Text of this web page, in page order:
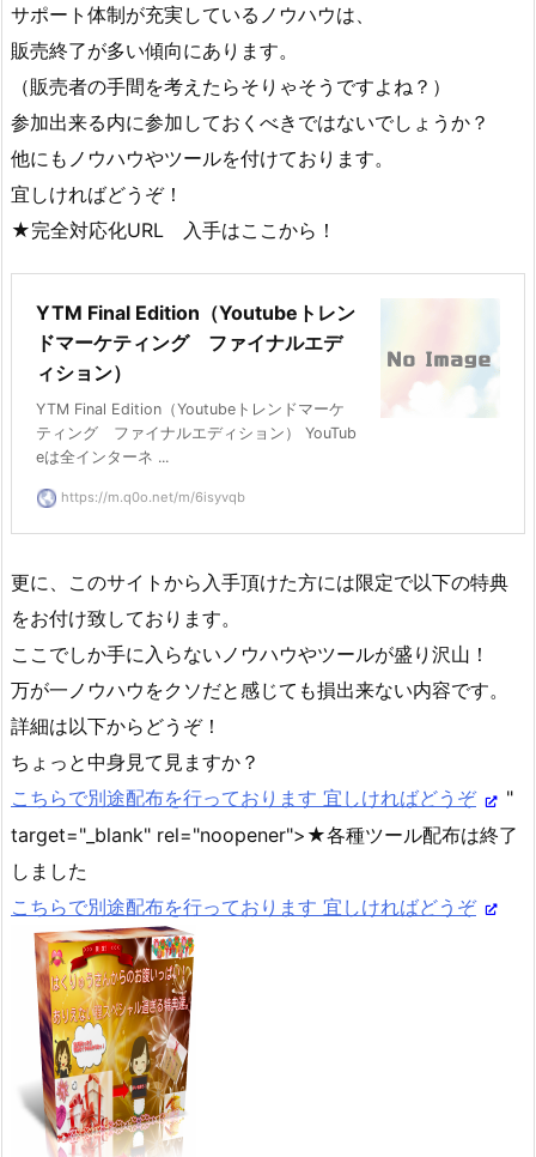
サポート体制が充実しているノウハウは、
販売終了が多い傾向にあります。
（販売者の手間を考えたらそりゃそうですよね？）
参加出来る内に参加しておくべきではないでしょうか？
他にもノウハウやツールを付けております。
宜しければどうぞ！
★完全対応化URL 入手はここから！
YTM Final Edition（Youtubeトレン
ドマーケティング ファイナルエデ
ィション）
YTM Final Edition（Youtubeトレンドマーケ
ティング ファイナルエディション） YouTub
eは全インターネ ...
https://m.q0o.net/m/6isyvqb
更に、このサイトから入手頂けた方には限定で以下の特典
をお付け致しております。
ここでしか手に入らないノウハウやツールが盛り沢山！
万が一ノウハウをクソだと感じても損出来ない内容です。
詳細は以下からどうぞ！
ちょっと中身見て見ますか？
こちらで別途配布を行っております 宜しければどうぞ
"
target="_blank" rel="noopener">★各種ツール配布は終了
しました
こちらで別途配布を行っております 宜しければどうぞ